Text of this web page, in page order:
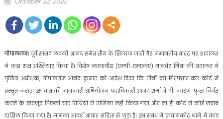
गोपालगंज।पूर्व सांसद लवली आनंद समेत तीन के खिलाफ जारी गैर जमानतीय वारंट पर आदालत
ने कड़ा रुख अख्तियार किया है। विशेष न्यायाधीश (एमपी-एमएलए) मानवेंद्र मिश्रा की अदालत ने
पुलिस अधीक्षक, गोपालगंज आनंद कुमार को आदेश दिया कि तीनों को गिरफ्तार कर कोर्ट में
प्रस्तुत कराएं। इस बात की जानकारी अभियोजन पदाधिकारी आनंद शर्मा ने दी। कारण-पृच्छा निर्गत
करने के बावजूद पिछली चार तिथियों से तामिला नहीं किया गया और ना ही कोर्ट में कोई जवाब
दाखिल किया गया है। मामला आदर्श आचार संहिता से जुड़ा है। इस संबंध में कुचायकोट थाने में कांड